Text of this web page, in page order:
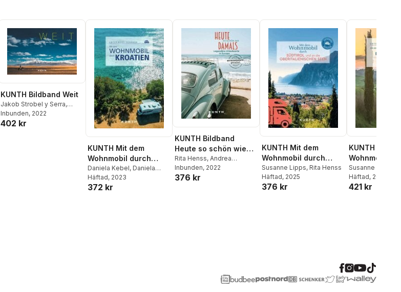
KUNTH Bildband Weit
Jakob Strobel y Serra,
Anke Benstem,
Fischer,Silke Haas
Inbunden, 2022
402 kr
KUNTH Mit dem
Wohnmobil durch
Kroatien
Daniela Kebel, Daniela
Schetar ,Iris Schaper
Sibylle von Kapff
Häftad, 2023
372 kr
KUNTH Bildband
Heute so schön wie
damals, Legendäre
Urlaubsorte in Europa
Rita Henss, Andrea
Lammert, Stefanie
Schuhmacher
Inbunden, 2022
376 kr
KUNTH Mit dem
Wohnmobil durch
Südtirol und an die
Oberitalienischen
Seen
Susanne Lipps, Rita Henss
Häftad, 2025
376 kr
KUNTH Mit
Wohnmobil
Europa
Susanne Lipps
Häftad, 2023
421 kr